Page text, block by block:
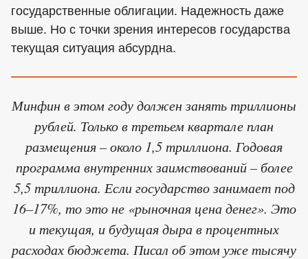
государственные облигации. Надежность даже
выше. Но с точки зрения интересов государства
текущая ситуация абсурдна.
Минфин в этом году должен занять триллионы
рублей. Только в третьем квартале план
размещения – около 1,5 триллиона. Годовая
программа внутренних заимствований – более
5,5 триллиона. Если государство занимает под
16–17%, то это не «рыночная цена денег». Это
и текущая, и будущая дыра в процентных
расходах бюджета. Писал об этом уже тысячу